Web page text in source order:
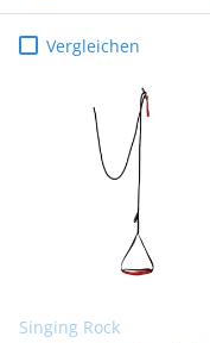
Vergleichen
Singing Rock